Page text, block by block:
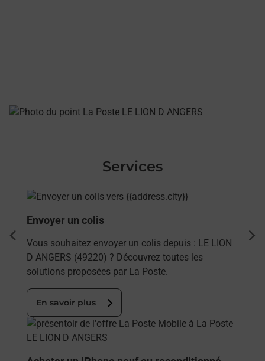
Services
En savoir plus
Envoyer un colis
Vous souhaitez envoyer un colis depuis : LE LION
D ANGERS (49220) ? Découvrez toutes les
solutions proposées par La Poste.
En savoir plus
En savoir plus